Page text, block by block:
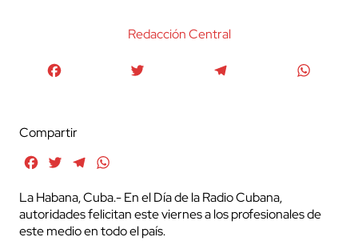
Redacción Central
Compartir
FacebookTwitterTelegram
La Habana, Cuba.- En el Día de la Radio Cubana,
autoridades felicitan este viernes a los profesionales de
este medio en todo el país.